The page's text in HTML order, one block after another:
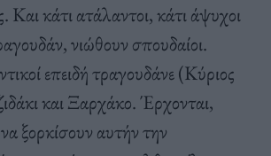
Και κάτι ατάλαντοι, κάτι άψυχοι
νιώθουν σπουδαίοι.
επειδή τραγουδάνε (Κύριος
και Ξαρχάκο. Έρχονται,
ξορκίσουν αυτήν την